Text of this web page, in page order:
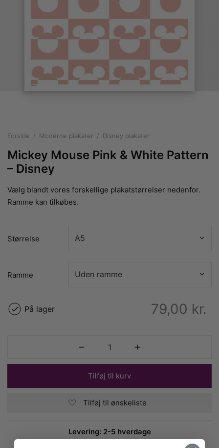
Forside / Moderne plakater / Disney plakater
Mickey Mouse Pink & White Pattern
– Disney
Vælg blandt vores forskellige plakatstørrelser nedenfor.
Ramme kan tilkøbes.
Størrelse
Ramme
79,00 kr.
På lager
Tilføj til kurv
Tilføj til ønskeliste
Levering: 2-5 hverdage
i pastelfarver
plakater
plakater
med kvinder